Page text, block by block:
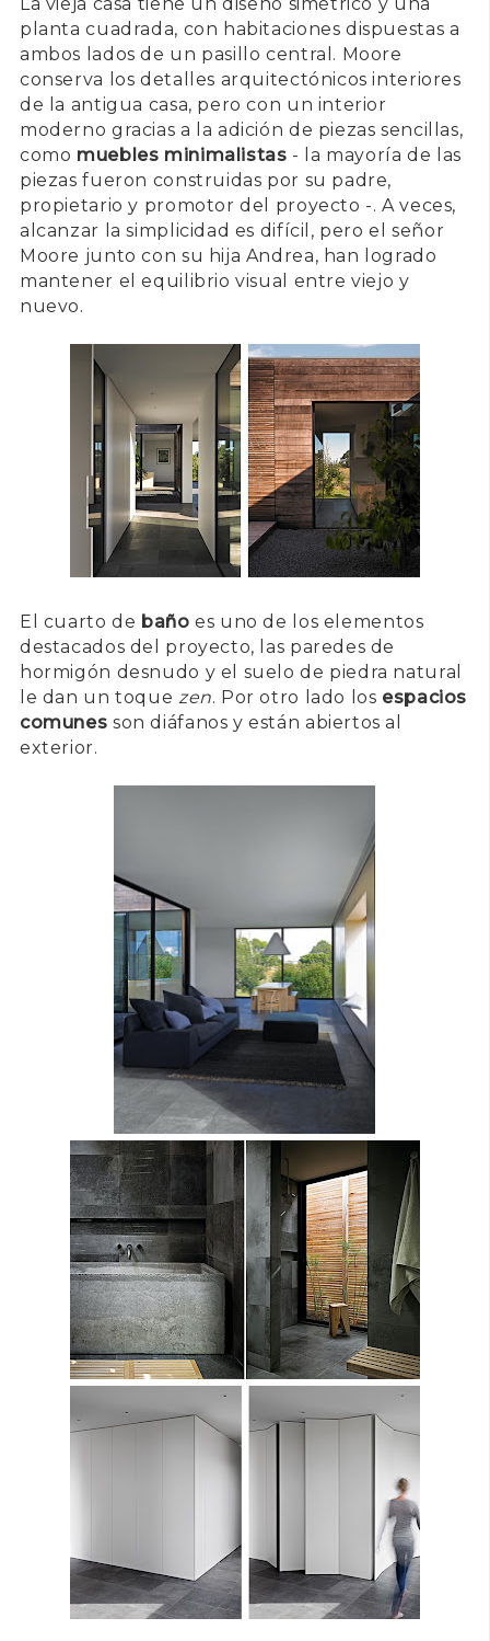
planta cuadrada, con habitaciones dispuestas a
ambos lados de un pasillo central. Moore
conserva los detalles arquitectónicos interiores
de la antigua casa, pero con un interior
moderno gracias a la adición de piezas sencillas,
como muebles minimalistas - la mayoría de las
piezas fueron construidas por su padre,
propietario y promotor del proyecto -. A veces,
alcanzar la simplicidad es difícil, pero el señor
Moore junto con su hija Andrea, han logrado
mantener el equilibrio visual entre viejo y
nuevo.
El cuarto de bañoes uno de los elementos
destacados del proyecto, las paredes de
hormigón desnudo y el suelo de piedra natural
le dan un toque zen. Por otro lado los espacios
comunes son diáfanos y están abiertos al
exterior.